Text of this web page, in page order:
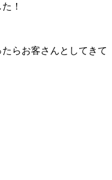
！
らお客さんとしてきて